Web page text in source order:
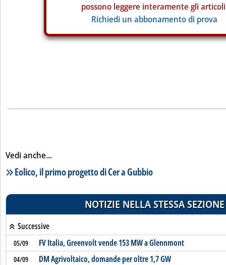
possono leggere interamente gli
Richiedi un abbonamento di prova
Vedi anche...
Lista notizie correlate
Eolico, il primo progetto di Cer a Gubbio
NOTIZIE NELLA STESSA SEZIONE
Successive
05/09 FV Italia, Greenvolt vende 153 MW a Glennmont
04/09 DM Agrivoltaico, domande per oltre 1,7 GW